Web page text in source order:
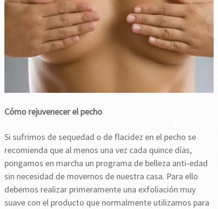
Cómo rejuvenecer el pecho
Si sufrimos de sequedad o de flacidez en el pecho se
recomienda que al menos una vez cada quince días,
pongamos en marcha un programa de belleza anti-edad
sin necesidad de movernos de nuestra casa. Para ello
debemos realizar primeramente una exfoliación muy
suave con el producto que normalmente utilizamos para